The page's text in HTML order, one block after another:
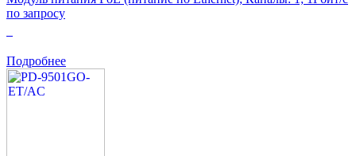
по запросу
Подробнее